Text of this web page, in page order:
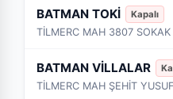
BATMAN TOKİ Kapalı
TİLMERC MAH 3807
BATMAN VİLLALAR
TİLMERC MAH ŞEHİT